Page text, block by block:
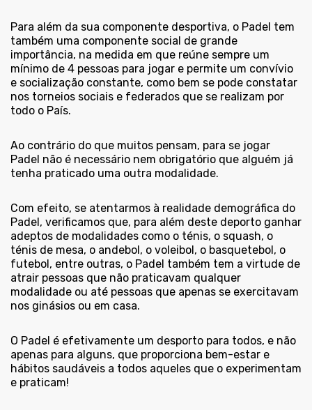
Para além da sua componente desportiva, o Padel tem
também uma componente social de grande
importância, na medida em que reúne sempre um
mínimo de 4 pessoas para jogar e permite um convívio
e socialização constante, como bem se pode constatar
nos torneios sociais e federados que se realizam por
todo o País.
Ao contrário do que muitos pensam, para se jogar
Padel não é necessário nem obrigatório que alguém já
tenha praticado uma outra modalidade.
Com efeito, se atentarmos à realidade demográfica do
Padel, verificamos que, para além deste deporto ganhar
adeptos de modalidades como o ténis, o squash, o
ténis de mesa, o andebol, o voleibol, o basquetebol, o
futebol, entre outras, o Padel também tem a virtude de
atrair pessoas que não praticavam qualquer
modalidade ou até pessoas que apenas se exercitavam
nos ginásios ou em casa.
O Padel é efetivamente um desporto para todos, e não
apenas para alguns, que proporciona bem-estar e
hábitos saudáveis a todos aqueles que o experimentam
e praticam!